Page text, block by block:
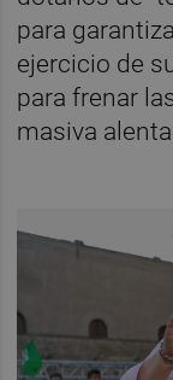
para
ejercicio de
para frenar
masiva